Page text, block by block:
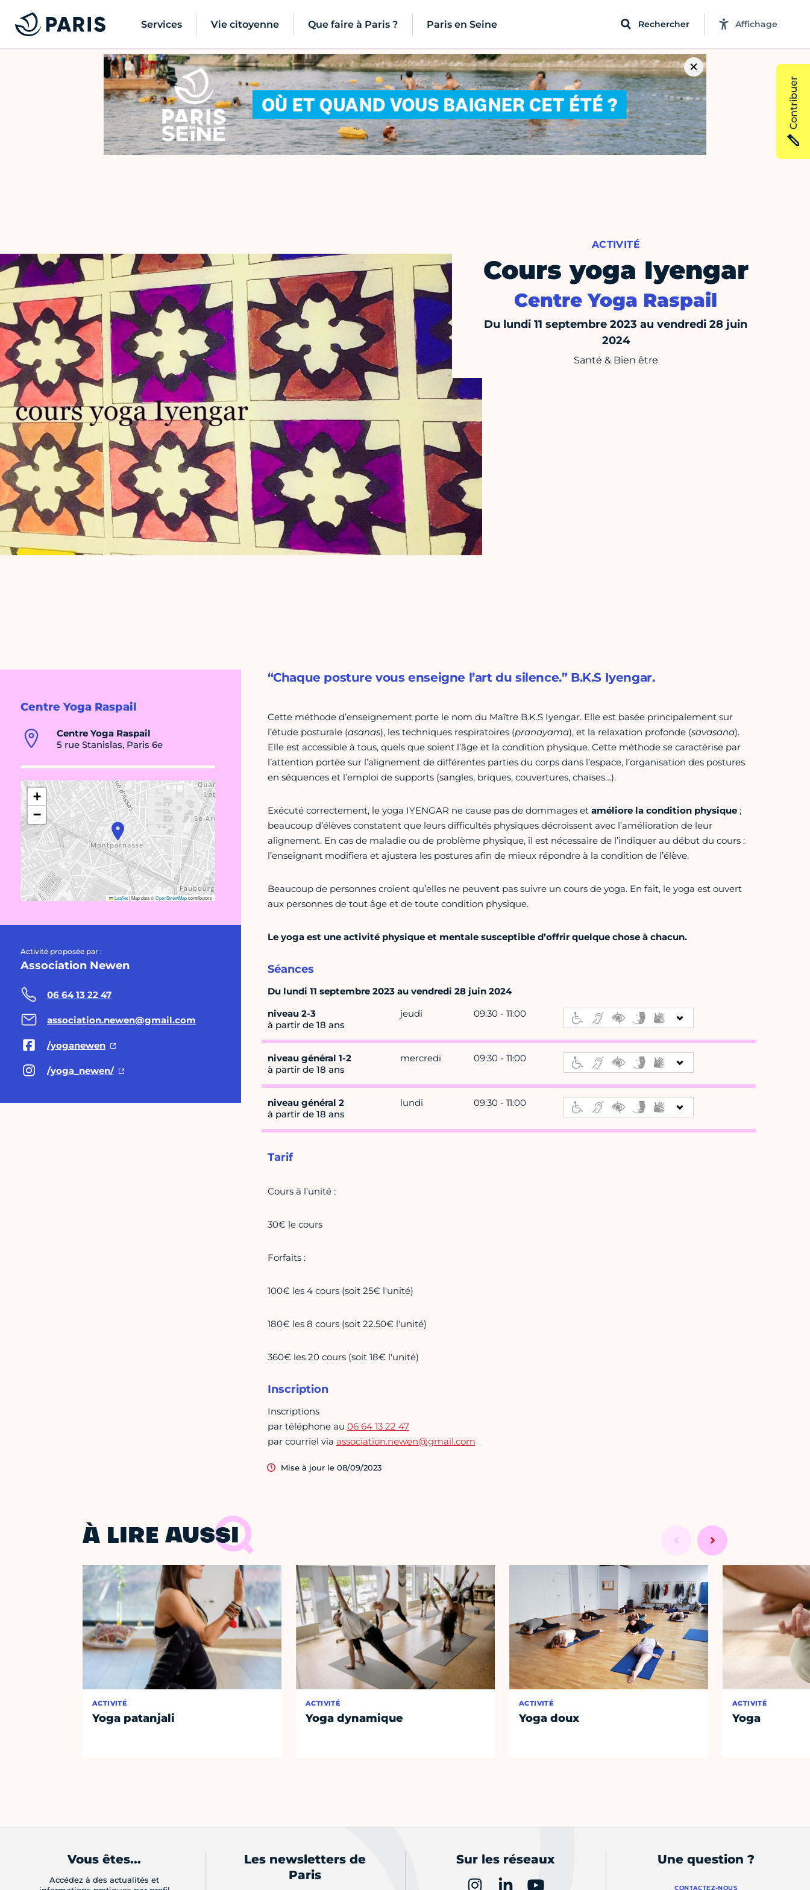
Services Vie citoyenne Que faire à Paris ? Paris en Seine Rechercher Affichage
ACTIVITÉ
Cours yoga Iyengar
Centre Yoga Raspail
Du lundi 11 septembre 2023 au vendredi 28 juin
2024
Santé & Bien être
Centre Yoga Raspail
Centre Yoga Raspail
5 rue Stanislas, Paris 6e
+
−
Leaflet|Map data ©OpenStreetMapcontributors
Activité proposée par :
Association Newen
06 64 13 22 47
association.newen@gmail.com
/yoganewen
/yoga_newen/
“Chaque posture vous enseigne l’art du silence.” B.K.S Iyengar.
Cette méthode d’enseignement porte le nom du Maître B.K.S Iyengar. Elle est basée principalement sur
l’étude posturale (asanas), les techniques respiratoires (pranayama), et la relaxation profonde (savasana).
Elle est accessible à tous, quels que soient l’âge et la condition physique. Cette méthode se caractérise par
l’attention portée sur l’alignement de différentes parties du corps dans l’espace, l’organisation des postures
en séquences et l’emploi de supports (sangles, briques, couvertures, chaises…).
Exécuté correctement, le yoga IYENGAR ne cause pas de dommages et améliore la condition physique;
beaucoup d’élèves constatent que leurs difficultés physiques décroissent avec l’amélioration de leur
alignement. En cas de maladie ou de problème physique, il est nécessaire de l’indiquer au début du cours :
l’enseignant modifiera et ajustera les postures afin de mieux répondre à la condition de l’élève.
Beaucoup de personnes croient qu’elles ne peuvent pas suivre un cours de yoga. En fait, le yoga est ouvert
aux personnes de tout âge et de toute condition physique.
Le yoga est une activité physique et mentale susceptible d’offrir quelque chose à chacun.
Séances
Du lundi 11 septembre 2023 au vendredi 28 juin 2024
niveau 2-3
à partir de 18 ans
jeudi 09:30 - 11:00
niveau général 1-2
à partir de 18 ans
mercredi 09:30 - 11:00
niveau général 2
à partir de 18 ans
lundi 09:30 - 11:00
Tarif
Cours à l’unité :
30€ le cours
Forfaits :
100€ les 4 cours (soit 25€ l'unité)
180€ les 8 cours (soit 22.50€ l'unité)
360€ les 20 cours (soit 18€ l'unité)
Inscription
Inscriptions
par téléphone au 06 64 13 22 47
par courriel via association.newen@gmail.com
Mise à jour le 08/09/2023
À LIRE AUSSI
ACTIVITÉ
Yoga patanjali
ACTIVITÉ
Yoga dynamique
ACTIVITÉ
Yoga doux
ACTIVITÉ
Yoga
Contribuer
Vous êtes...
Accédez à des actualités et
Les newsletters de
Paris
Sur les réseaux Une question ?
CONTACTEZ-NOUS